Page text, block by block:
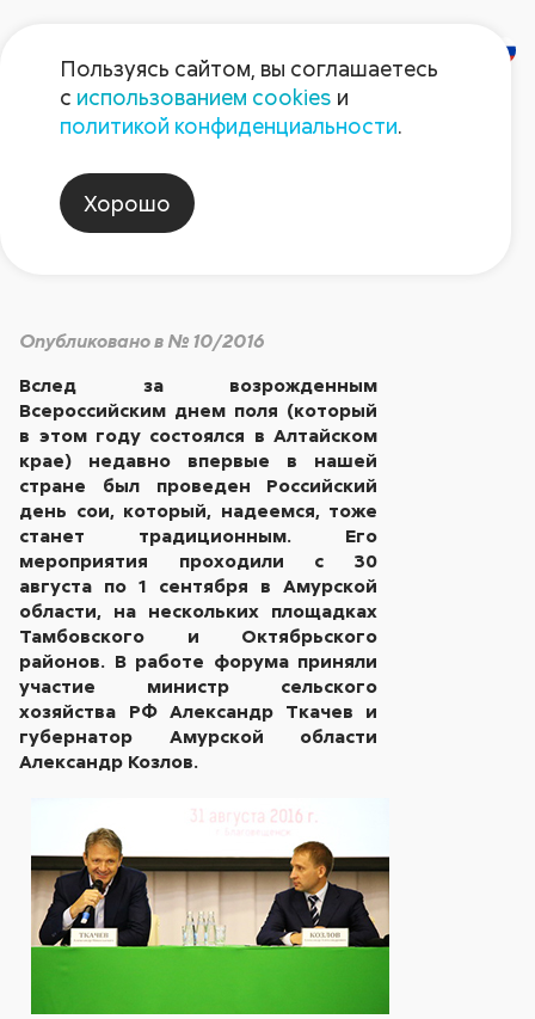
Российский день сои
Встречи на поле
Опубликовано в № 10/2016
Вслед за возрожденным
Всероссийским днем поля (который
в этом году состоялся в Алтайском
крае) недавно впервые в нашей
стране был проведен Российский
день сои, который, надеемся, тоже
станет традиционным. Его
мероприятия проходили с 30
августа по 1 сентября в Амурской
области, на нескольких площадках
Тамбовского и Октябрьского
районов. В работе форума приняли
участие министр сельского
хозяйства РФ Александр Ткачев и
губернатор Амурской области
Александр Козлов.
Пользуясь сайтом, вы соглашаетесь
с использованием cookies и
политикой конфиденциальности.
Хорошо